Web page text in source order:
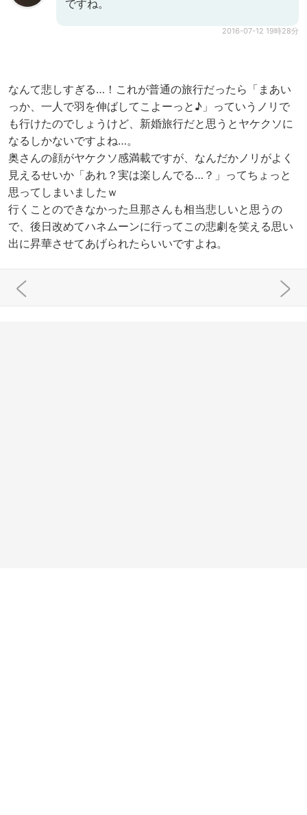
ですね。
2016-07-12 19時28分
なんて悲しすぎる…！これが普通の旅行だったら「まあい
っか、一人で羽を伸ばしてこよーっと♪」っていうノリで
も行けたのでしょうけど、新婚旅行だと思うとヤケクソに
なるしかないですよね…。
奥さんの顔がヤケクソ感満載ですが、なんだかノリがよく
見えるせいか「あれ？実は楽しんでる…？」ってちょっと
思ってしまいましたｗ
行くことのできなかった旦那さんも相当悲しいと思うの
で、後日改めてハネムーンに行ってこの悲劇を笑える思い
出に昇華させてあげられたらいいですよね。